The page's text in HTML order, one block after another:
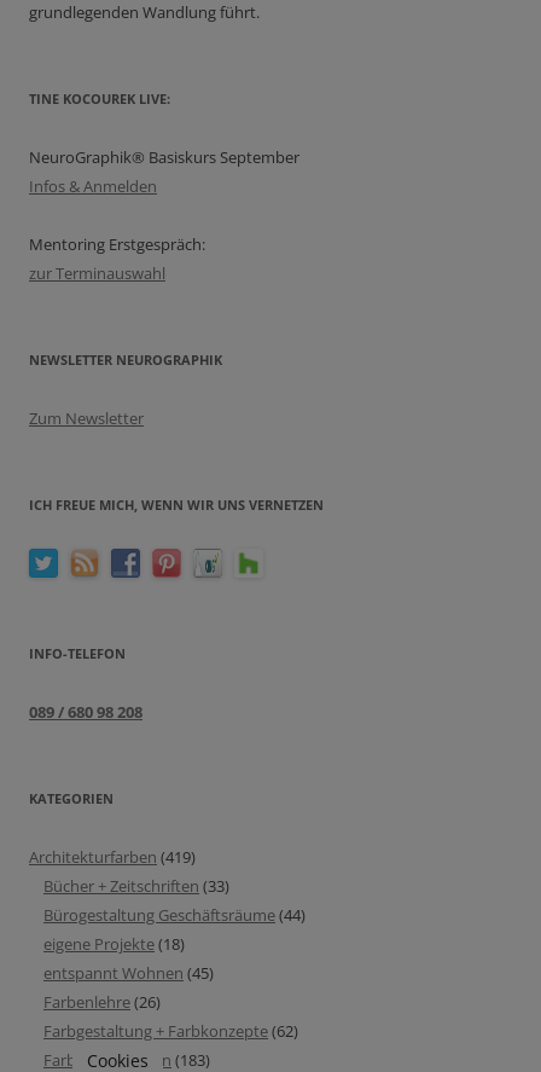
grundlegenden Wandlung führt.
TINE KOCOUREK LIVE:
NeuroGraphik® Basiskurs September
Infos & Anmelden
Mentoring Erstgespräch:
zur Terminauswahl
NEWSLETTER NEUROGRAPHIK
Zum Newsletter
ICH FREUE MICH, WENN WIR UNS VERNETZEN
INFO-TELEFON
089 / 680 98 208
KATEGORIEN
Architekturfarben (419)
Bücher + Zeitschriften (33)
Bürogestaltung Geschäftsräume(44)
eigene Projekte(18)
entspannt Wohnen (45)
Farbenlehre(26)
Farbgestaltung + Farbkonzepte(62)
Farbinspirationen (183)
Cookies